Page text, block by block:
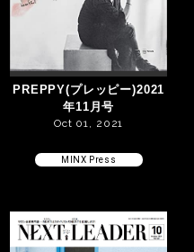
PREPPY(プレッピー)2021
年11月号
Oct 01, 2021
MINX Press